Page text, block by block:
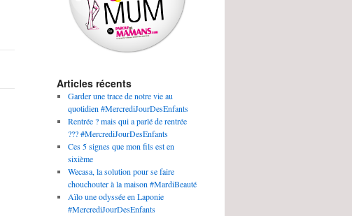
Articles récents
Garder une trace de notre vie au
quotidien #MercrediJourDesEnfants
Rentrée ? mais qui a parlé de rentrée
??? #MercrediJourDesEnfants
Ces 5 signes que mon fils est en
sixième
Wecasa, la solution pour se faire
chouchouter à la maison #MardiBeauté
Aïlo une odyssée en Laponie
#MercrediJourDesEnfants